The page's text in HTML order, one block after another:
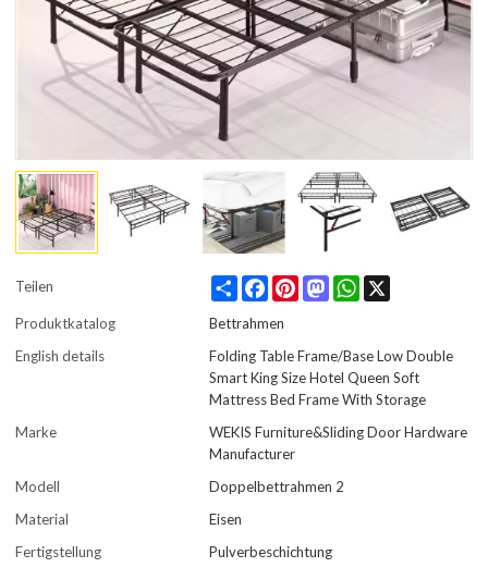
Teilen Share FacebookPinterestMastodonWhatsApp
Produktkatalog
Bettrahmen
English details
Folding Table Frame/Base Low Double
Smart King Size Hotel Queen Soft
Mattress Bed Frame With Storage
Marke
WEKIS Furniture&Sliding Door Hardware
Manufacturer
Modell
Doppelbettrahmen 2
Material
Eisen
Fertigstellung
Pulverbeschichtung